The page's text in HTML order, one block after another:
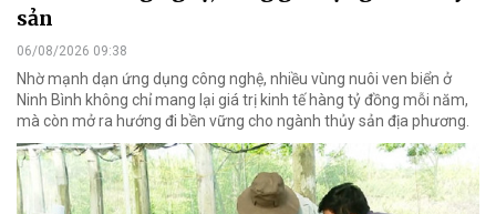
sản
06/08/2026 09:38
Nhờ mạnh dạn ứng dụng công nghệ, nhiều vùng nuôi ven biển ở
Ninh Bình không chỉ mang lại giá trị kinh tế hàng tỷ đồng mỗi năm,
mà còn mở ra hướng đi bền vững cho ngành thủy sản địa phương.